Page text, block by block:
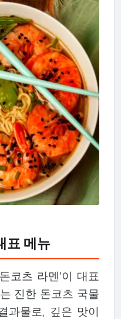
표 메뉴
코츠 라멘'이 대표
진한 돈코츠 국물
과물로, 깊은 맛이